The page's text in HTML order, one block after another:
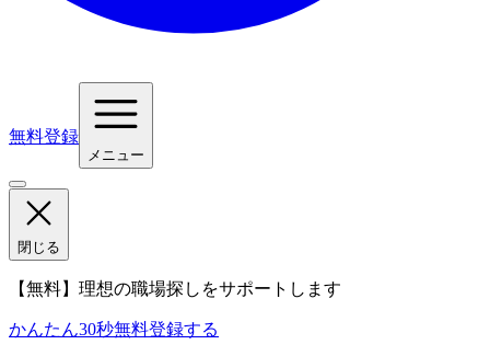
無料登録
メニュー
閉じる
【無料】理想の職場探しをサポートします
かんたん30秒無料登録する